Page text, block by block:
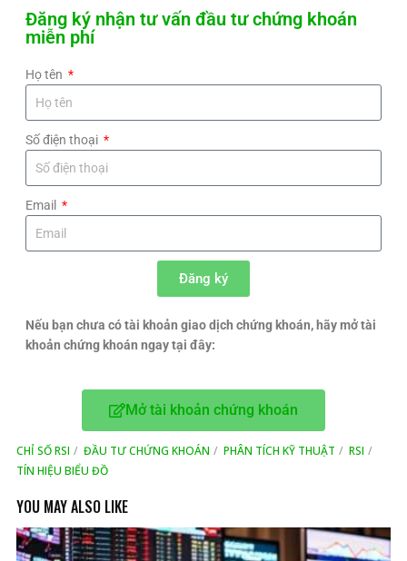
Đăng ký nhận tư vấn đầu tư chứng khoán
miễn phí​
Họ tên
Số điện thoại
Email
Đăng ký
Nếu bạn chưa có tài khoản giao dịch chứng khoán, hãy mở tài
khoản chứng khoán ngay tại đây:
Mở tài khoản chứng khoán
CHỈ SỐ RSI ĐẦU TƯ CHỨNG KHOÁN PHÂN TÍCH KỸ THUẬT
RSI
TÍN HIỆU BIỂU ĐỒ
YOU MAY ALSO LIKE